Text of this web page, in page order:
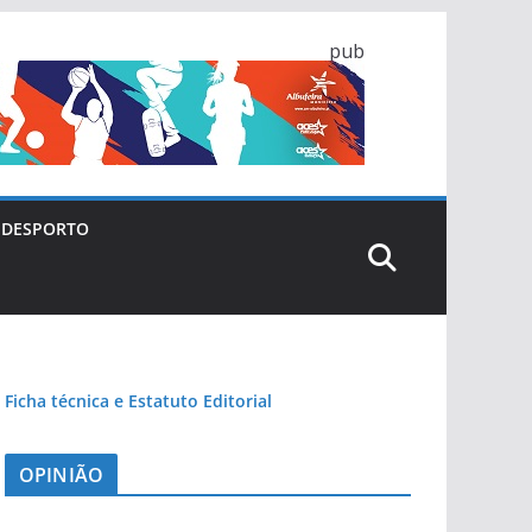
pub
DESPORTO
Ficha técnica e Estatuto Editorial
OPINIÃO